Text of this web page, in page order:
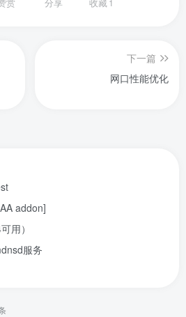
赏 分享 收藏1
下一篇
网口性能优化
addon]
用）
服务